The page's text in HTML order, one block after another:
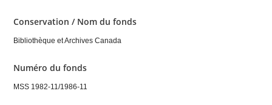
Conservation / Nom du fonds
Bibliothèque et Archives Canada
Numéro du fonds
MSS 1982-11/1986-11